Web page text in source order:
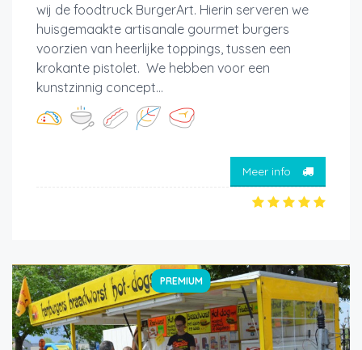
wij de foodtruck BurgerArt. Hierin serveren we
huisgemaakte artisanale gourmet burgers
voorzien van heerlijke toppings, tussen een
krokante pistolet. We hebben voor een
kunstzinnig concept...
Meer info
PREMIUM